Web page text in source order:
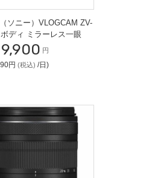
ソニー）VLOGCAM ZV-
ディ ミラーレス一眼
9,900 円
円 (税込) /日)